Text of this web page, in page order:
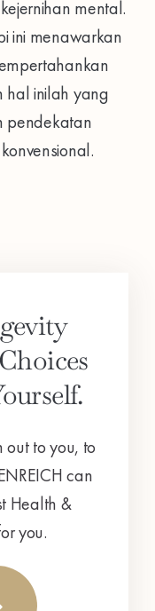
mental.
ini menawarkan
hal inilah yang
pendekatan
out to you, to
can
Health &
you.